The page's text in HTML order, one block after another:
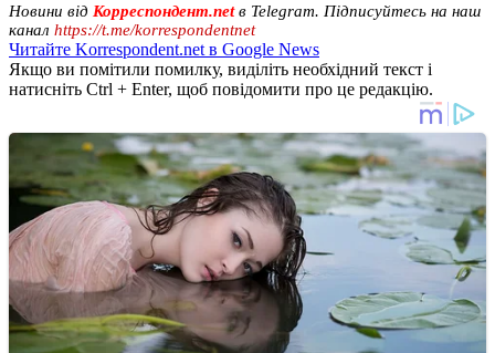
Новини від Корреспондент.netв Telegram. Підписуйтесь на наш
канал https://t.me/korrespondentnet
Читайте Korrespondent.net в Google News
Якщо ви помітили помилку, виділіть необхідний текст і
натисніть Ctrl + Enter, щоб повідомити про це редакцію.